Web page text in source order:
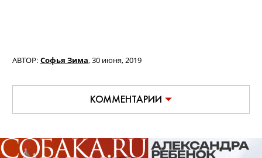
АВТОР: Софья Зима,30 июня, 2019
КОММЕНТАРИИ